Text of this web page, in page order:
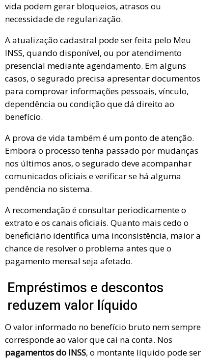
vida podem gerar bloqueios, atrasos ou
necessidade de regularização.
A atualização cadastral pode ser feita pelo Meu
INSS, quando disponível, ou por atendimento
presencial mediante agendamento. Em alguns
casos, o segurado precisa apresentar documentos
para comprovar informações pessoais, vínculo,
dependência ou condição que dá direito ao
benefício.
A prova de vida também é um ponto de atenção.
Embora o processo tenha passado por mudanças
nos últimos anos, o segurado deve acompanhar
comunicados oficiais e verificar se há alguma
pendência no sistema.
A recomendação é consultar periodicamente o
extrato e os canais oficiais. Quanto mais cedo o
beneficiário identifica uma inconsistência, maior a
chance de resolver o problema antes que o
pagamento mensal seja afetado.
Empréstimos e descontos
reduzem valor líquido
O valor informado no benefício bruto nem sempre
corresponde ao valor que cai na conta. Nos
pagamentos do INSS, o montante líquido pode ser